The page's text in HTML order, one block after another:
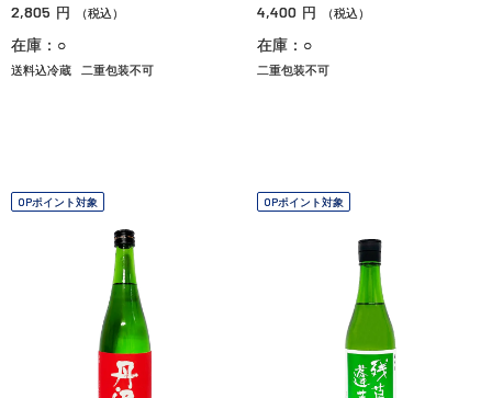
2,805 円 （税込）
在庫：○
送料込冷蔵 二重包装不可
4,400 円 （税込）
在庫：○
二重包装不可
OPポイント対象 OPポイント対象